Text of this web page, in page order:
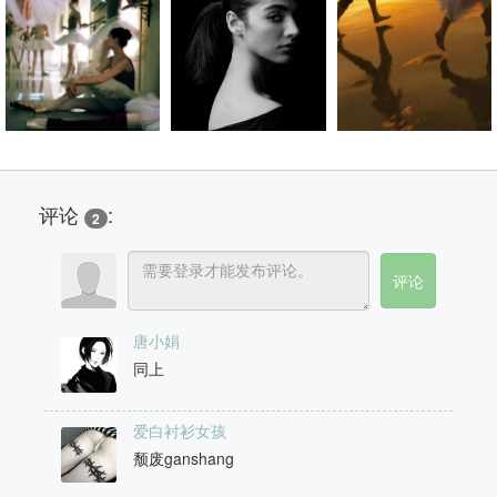
评论 2 :
唐小娟
同上
爱白衬衫女孩
颓废ganshang